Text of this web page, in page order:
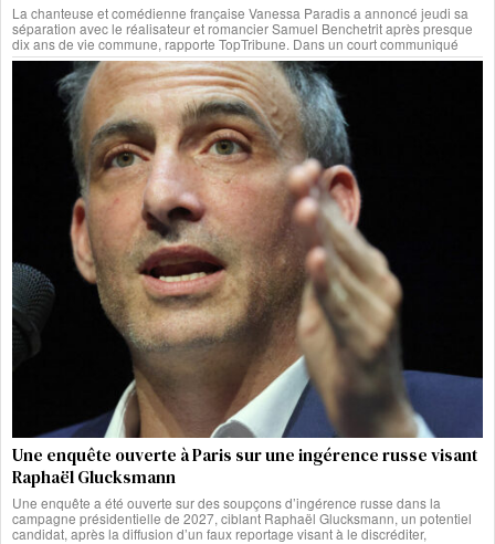
La chanteuse et comédienne française Vanessa Paradis a annoncé jeudi sa
séparation avec le réalisateur et romancier Samuel Benchetrit après presque
dix ans de vie commune, rapporte TopTribune. Dans un court communiqué
Une enquête ouverte à Paris sur une ingérence russe visant
Raphaël Glucksmann
Une enquête a été ouverte sur des soupçons d’ingérence russe dans la
campagne présidentielle de 2027, ciblant Raphaël Glucksmann, un potentiel
candidat, après la diffusion d’un faux reportage visant à le discréditer,